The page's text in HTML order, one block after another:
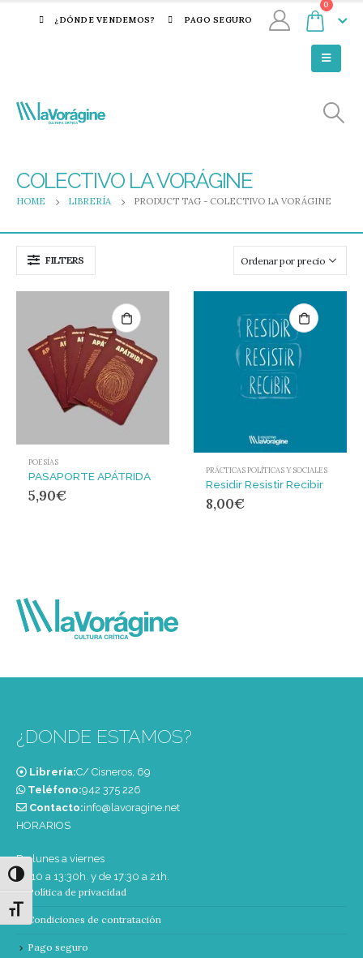
Alternar alto contraste
Alternar tamaño de letra
¿DÓNDE VENDEMOS? PAGO SEGURO
0
COLECTIVO LA VORÁGINE
HOME LIBRERÍA PRODUCT TAG - COLECTIVO LA VORÁGINE
FILTERS
POESÍAS
PASAPORTE APÁTRIDA
5,90€
PRÁCTICAS POLÍTICAS Y SOCIALES
Residir Resistir Recibir
8,00€
¿DONDE ESTAMOS?
Librería:C/ Cisneros, 69
Teléfono:‭942 375 226‬
Contacto:info@lavoragine.net
HORARIOS
De lunes a viernes
de 10 a 13:30h. y de 17:30 a 21h.
Política de privacidad
Condiciones de contratación
Pago seguro